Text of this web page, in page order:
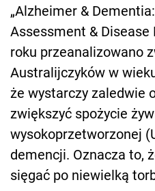
„Alzheimer &
Assessment & Disease
roku przeanalizowano
Australijczyków w
że wystarczy zaledwie
zwiększyć spożycie
wysokoprzetworzonej
demencji. Oznacza to,
sięgać po niewielką